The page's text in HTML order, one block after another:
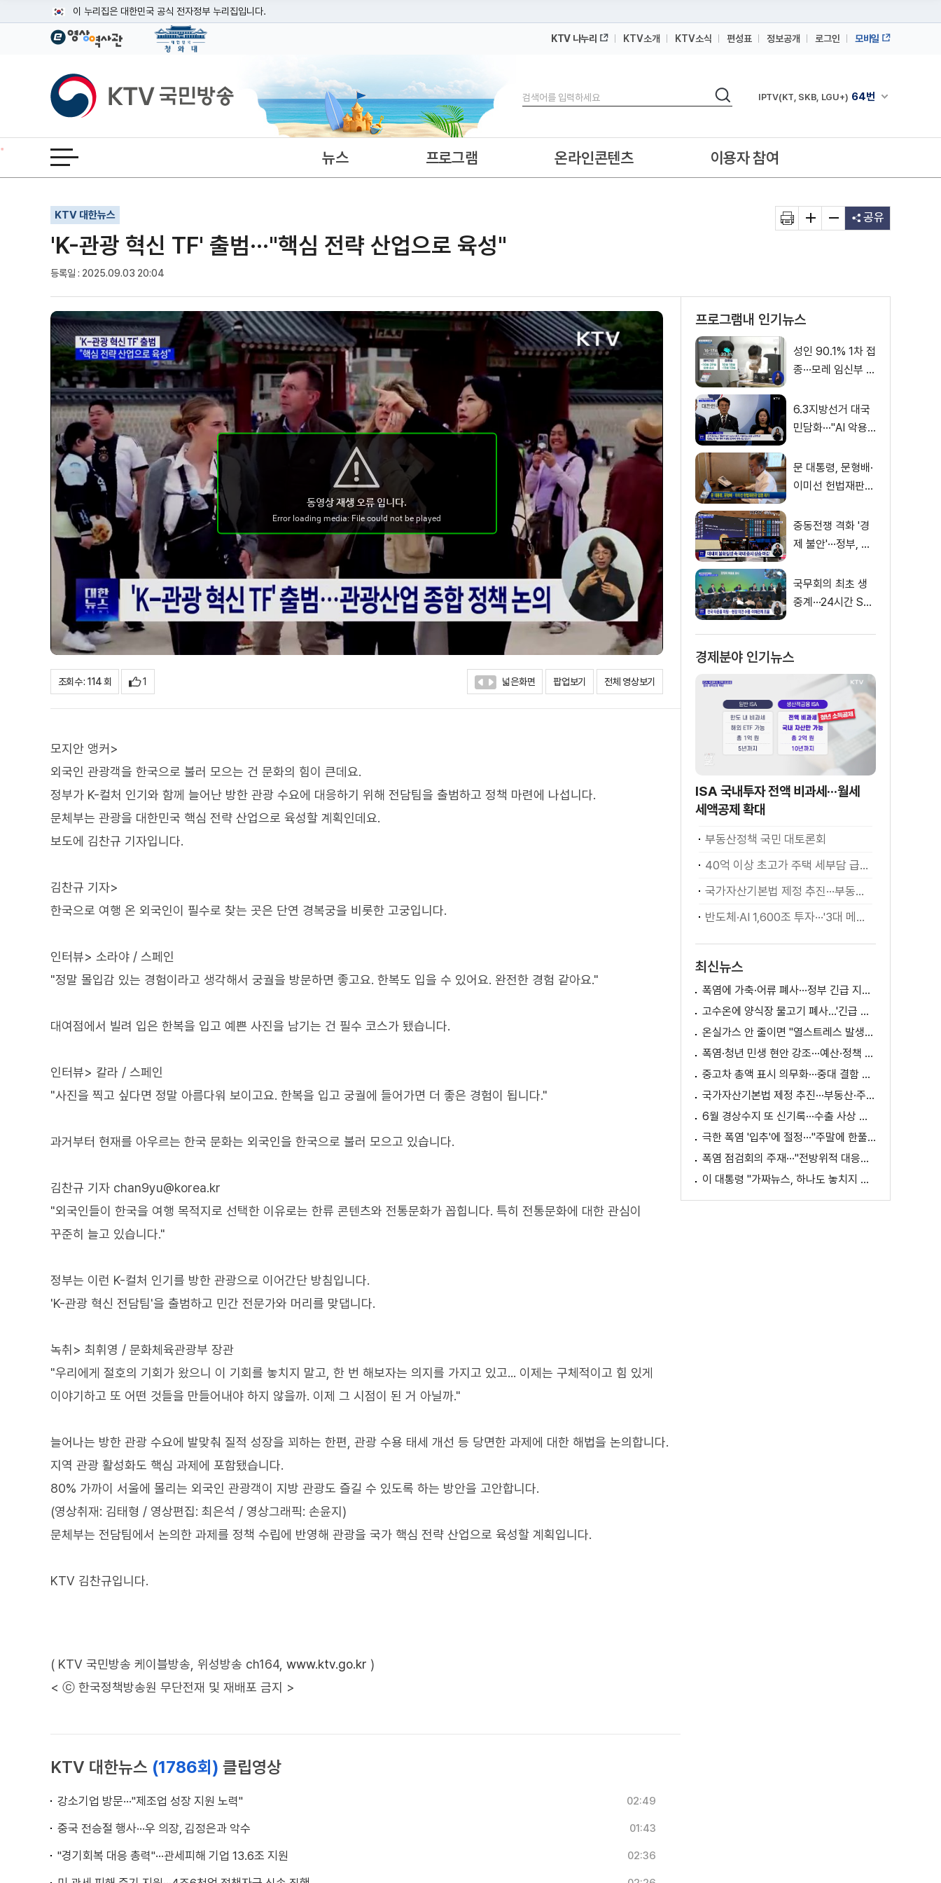
이 누리집은 대한민국 공식 전자정부 누리집입니다.
공식 누리집 주소 확인하기
이밖에 or.kr 또는 .kr등 다른 도메인 주소를 사용하고 있다면 아래 URL에서 도메인 주소를 확인해 보세요
운영중인 공식 누리집보기
KTV 나누리 KTV소개 KTV소식 편성표 정보공개 로그인 모바일
KTV국민방송
검색
검색 채널안내 펼쳐
IPTV(KT, SKB, LGU+) 64번
IPTV(KT, SKB, LGU+)
전체메뉴 열기 뉴스 프로그램 온라인콘텐츠 이용자 참여
KTV 대한뉴스
'K-관광 혁신 TF' 출범···"핵심 전략 산업으로 육성"
등록일 : 2025.09.03 20:04
기사인쇄
글자확대
글자축소 공유
조회수 : 114 회 1 넓은화면 팝업보기 전체 영상보기
모지안 앵커>
외국인 관광객을 한국으로 불러 모으는 건 문화의 힘이 큰데요.
정부가 K-컬처 인기와 함께 늘어난 방한 관광 수요에 대응하기 위해 전담팀을 출범하고 정책 마련에 나섭니다.
문체부는 관광을 대한민국 핵심 전략 산업으로 육성할 계획인데요.
보도에 김찬규 기자입니다.
김찬규 기자>
한국으로 여행 온 외국인이 필수로 찾는 곳은 단연 경복궁을 비롯한 고궁입니다.
인터뷰> 소라야 / 스페인
"정말 몰입감 있는 경험이라고 생각해서 궁궐을 방문하면 좋고요. 한복도 입을 수 있어요. 완전한 경험 같아요."
대여점에서 빌려 입은 한복을 입고 예쁜 사진을 남기는 건 필수 코스가 됐습니다.
인터뷰> 칼라 / 스페인
"사진을 찍고 싶다면 정말 아름다워 보이고요. 한복을 입고 궁궐에 들어가면 더 좋은 경험이 됩니다."
과거부터 현재를 아우르는 한국 문화는 외국인을 한국으로 불러 모으고 있습니다.
김찬규 기자 chan9yu@korea.kr
"외국인들이 한국을 여행 목적지로 선택한 이유로는 한류 콘텐츠와 전통문화가 꼽힙니다. 특히 전통문화에 대한 관심이
꾸준히 늘고 있습니다."
정부는 이런 K-컬처 인기를 방한 관광으로 이어간단 방침입니다.
'K-관광 혁신 전담팀'을 출범하고 민간 전문가와 머리를 맞댑니다.
녹취> 최휘영 / 문화체육관광부 장관
"우리에게 절호의 기회가 왔으니 이 기회를 놓치지 말고, 한 번 해보자는 의지를 가지고 있고... 이제는 구체적이고 힘 있게
이야기하고 또 어떤 것들을 만들어내야 하지 않을까. 이제 그 시점이 된 거 아닐까."
늘어나는 방한 관광 수요에 발맞춰 질적 성장을 꾀하는 한편, 관광 수용 태세 개선 등 당면한 과제에 대한 해법을 논의합니다.
지역 관광 활성화도 핵심 과제에 포함됐습니다.
80% 가까이 서울에 몰리는 외국인 관광객이 지방 관광도 즐길 수 있도록 하는 방안을 고안합니다.
(영상취재: 김태형 / 영상편집: 최은석 / 영상그래픽: 손윤지)
문체부는 전담팀에서 논의한 과제를 정책 수립에 반영해 관광을 국가 핵심 전략 산업으로 육성할 계획입니다.
KTV 김찬규입니다.
( KTV 국민방송 케이블방송, 위성방송 ch164, www.ktv.go.kr )
< ⓒ 한국정책방송원 무단전재 및 재배포 금지 >
KTV 대한뉴스 (1786회) 클립영상
강소기업 방문···"제조업 성장 지원 노력" 02:49
중국 전승절 행사···우 의장, 김정은과 악수 01:43
"경기회복 대응 총력"···관세피해 기업 13.6조 지원 02:36
프로그램내 인기뉴스
성인 90.1% 1차 접
종···모레 임신부 사
6.3지방선거 대국
민담화···"AI 악용
문 대통령, 문형배·
이미선 헌법재판관
중동전쟁 격화 '경
제 불안'···정부, 금
소화
국무회의 최초 생
중계···24시간 SN
경제분야 인기뉴스
ISA 국내투자 전액 비과세···월세
세액공제 확대
부동산정책 국민 대토론회
40억 이상 초고가 주택 세부담 급증···실수요자 보호 강화
국가자산기본법 제정 추진···부동산·주식 등 통합 관리
반도체·AI 1,600조 투자···'3대 메가프로젝트' 속도
최신뉴스
폭염에 가축·어류 폐사···정부 긴급 지원책 마련
고수온에 양식장 물고기 폐사...'긴급 방류' 지원
온실가스 안 줄이면 "열스트레스 발생일 29배 증가"
폭염·청년 민생 현안 강조···예산·정책 방향 제시
중고차 총액 표시 의무화···중대 결함 시 '계약 해제'
국가자산기본법 제정 추진···부동산·주식 등 통합 관리
6월 경상수지 또 신기록···수출 사상 첫 1천억 달러
극한 폭염 '입추'에 절정···"주말에 한풀 꺾인다"
폭염 점검회의 주재···"전방위적 대응체계 가동"
이 대통령 "가짜뉴스, 하나도 놓치지 말고 바로잡아야"